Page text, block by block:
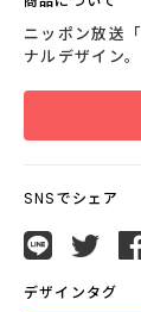
ニッポン放送
ナルデザイン。
SNSでシェア
デザインタグ